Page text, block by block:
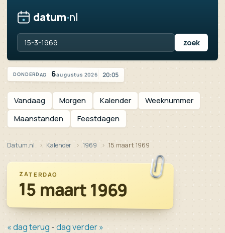
datum·nl
Vandaag is het donderdag 6 augustus 2026
DONDERDAG 6augustus 2026 20:05
Vandaag Morgen Kalender
Weeknummer
Maanstanden
Feestdagen
Datum.nl Kalender 1969 15 maart 1969
ZATERDAG
15 maart 1969
« dag terug -dag verder »